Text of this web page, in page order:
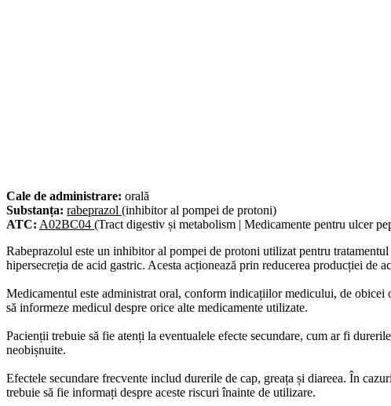
Cale de administrare: orală
Substanța: rabeprazol (inhibitor al pompei de protoni)
ATC: A02BC04 (Tract digestiv și metabolism | Medicamente pentru ulcer
Rabeprazolul este un inhibitor al pompei de protoni utilizat pentru
hipersecreția de acid gastric. Acesta acționează prin reducerea producției de
Medicamentul este administrat oral, conform indicațiilor medicului, de obicei
să informeze medicul despre orice alte medicamente utilizate.
Pacienții trebuie să fie atenți la eventualele efecte secundare, cum ar fi
neobișnuite.
Efectele secundare frecvente includ durerile de cap, greața și diareea. În
trebuie să fie informați despre aceste riscuri înainte de utilizare.